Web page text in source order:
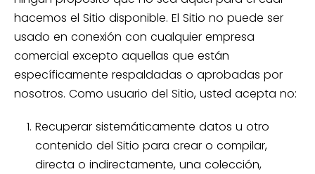
hacemos el Sitio disponible. El Sitio no puede ser
usado en conexión con cualquier empresa
comercial excepto aquellas que están
específicamente respaldadas o aprobadas por
nosotros. Como usuario del Sitio, usted acepta no:
Recuperar sistemáticamente datos u otro
contenido del Sitio para crear o compilar,
directa o indirectamente, una colección,